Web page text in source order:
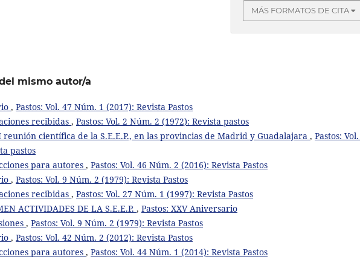
MÁS FORMATOS DE CITA
mismo autor/a
, Pastos: Vol. 47 Núm. 1 (2017): Revista Pastos
recibidas , Pastos: Vol. 2 Núm. 2 (1972): Revista pastos
reunión científica de la S.E.E.P., en las provincias de Madrid y Guadalajara , Pastos:
pastos
para autores , Pastos: Vol. 46 Núm. 2 (2016): Revista Pastos
, Pastos: Vol. 9 Núm. 2 (1979): Revista Pastos
recibidas , Pastos: Vol. 27 Núm. 1 (1997): Revista Pastos
ACTIVIDADES DE LA S.E.E.P. , Pastos: XXV Aniversario
, Pastos: Vol. 9 Núm. 2 (1979): Revista Pastos
, Pastos: Vol. 42 Núm. 2 (2012): Revista Pastos
para autores , Pastos: Vol. 44 Núm. 1 (2014): Revista Pastos